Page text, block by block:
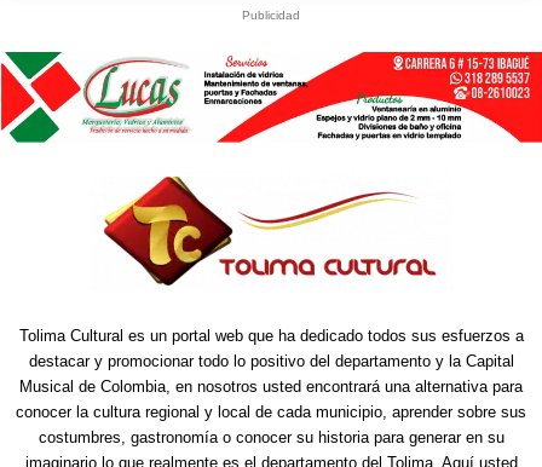
Publicidad
Tolima Cultural es un portal web que ha dedicado todos sus esfuerzos a
destacar y promocionar todo lo positivo del departamento y la Capital
Musical de Colombia, en nosotros usted encontrará una alternativa para
conocer la cultura regional y local de cada municipio, aprender sobre sus
costumbres, gastronomía o conocer su historia para generar en su
imaginario lo que realmente es el departamento del Tolima. Aquí usted